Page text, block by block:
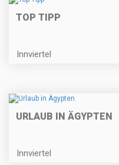
TOP TIPP
Innviertel
URLAUB IN ÄGYPTEN
Innviertel